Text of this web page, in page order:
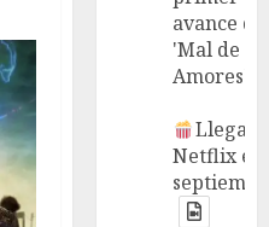
avance de
'Mal de
Amores'.
Llega a
Netflix en